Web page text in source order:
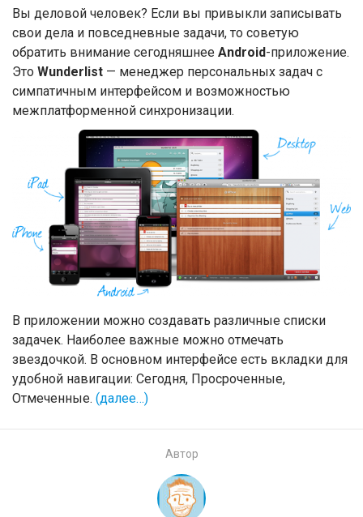
Вы деловой человек? Если вы привыкли записывать
свои дела и повседневные задачи, то советую
обратить внимание сегодняшнее Android-приложение.
Это Wunderlist — менеджер персональных задач с
симпатичным интерфейсом и возможностью
межплатформенной синхронизации.
В приложении можно создавать различные списки
задачек. Наиболее важные можно отмечать
звездочкой. В основном интерфейсе есть вкладки для
удобной навигации: Сегодня, Просроченные,
Отмеченные. (далее…)
Автор